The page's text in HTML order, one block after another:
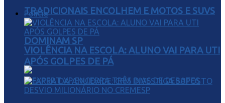
TRADICIONAIS ENCOLHEM E MOTOS E SUVS
DOMINAM SP
Polícia
VIOLÊNCIA NA ESCOLA: ALUNO VAI PARA UTI
APÓS GOLPES DE PÁ